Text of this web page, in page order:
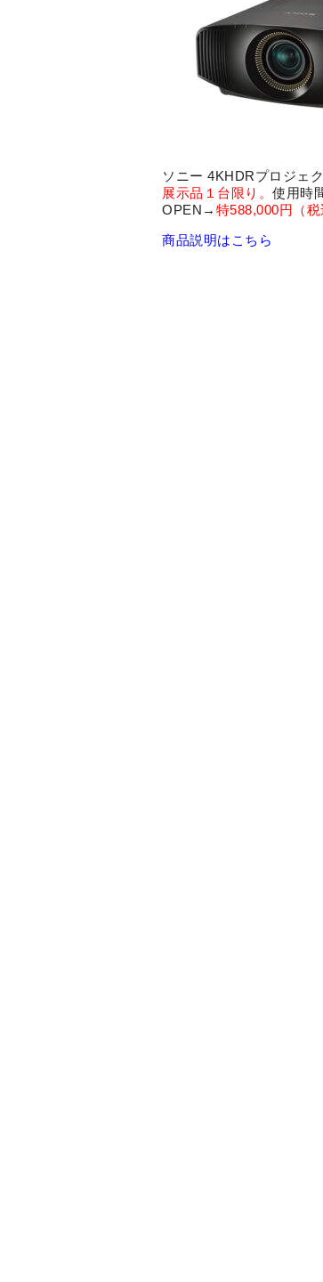
ソニー 4KHDRプロジェ
展示品１台限り。 使用時
OPEN→ 特588,000円（税
商品説明はこちら